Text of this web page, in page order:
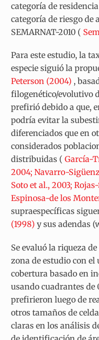
categoría de
categoría de riesgo de
SEMARNAT-2010 (
Para este estudio, la
especie siguió la
Peterson (2004) ,
filogenético/evolutivo
prefirió debido a que,
podría evitar la
diferenciados que en
considerados
distribuidas (García-
2004; Navarro-
Soto et al., 2003;
Espinosa-de los
supraespecíficas
(1998) y sus adendas (
Se evaluó la riqueza
zona de estudio con el
cobertura basado en
usando cuadrantes de
prefirieron luego de
otros tamaños de
claras en los análisis